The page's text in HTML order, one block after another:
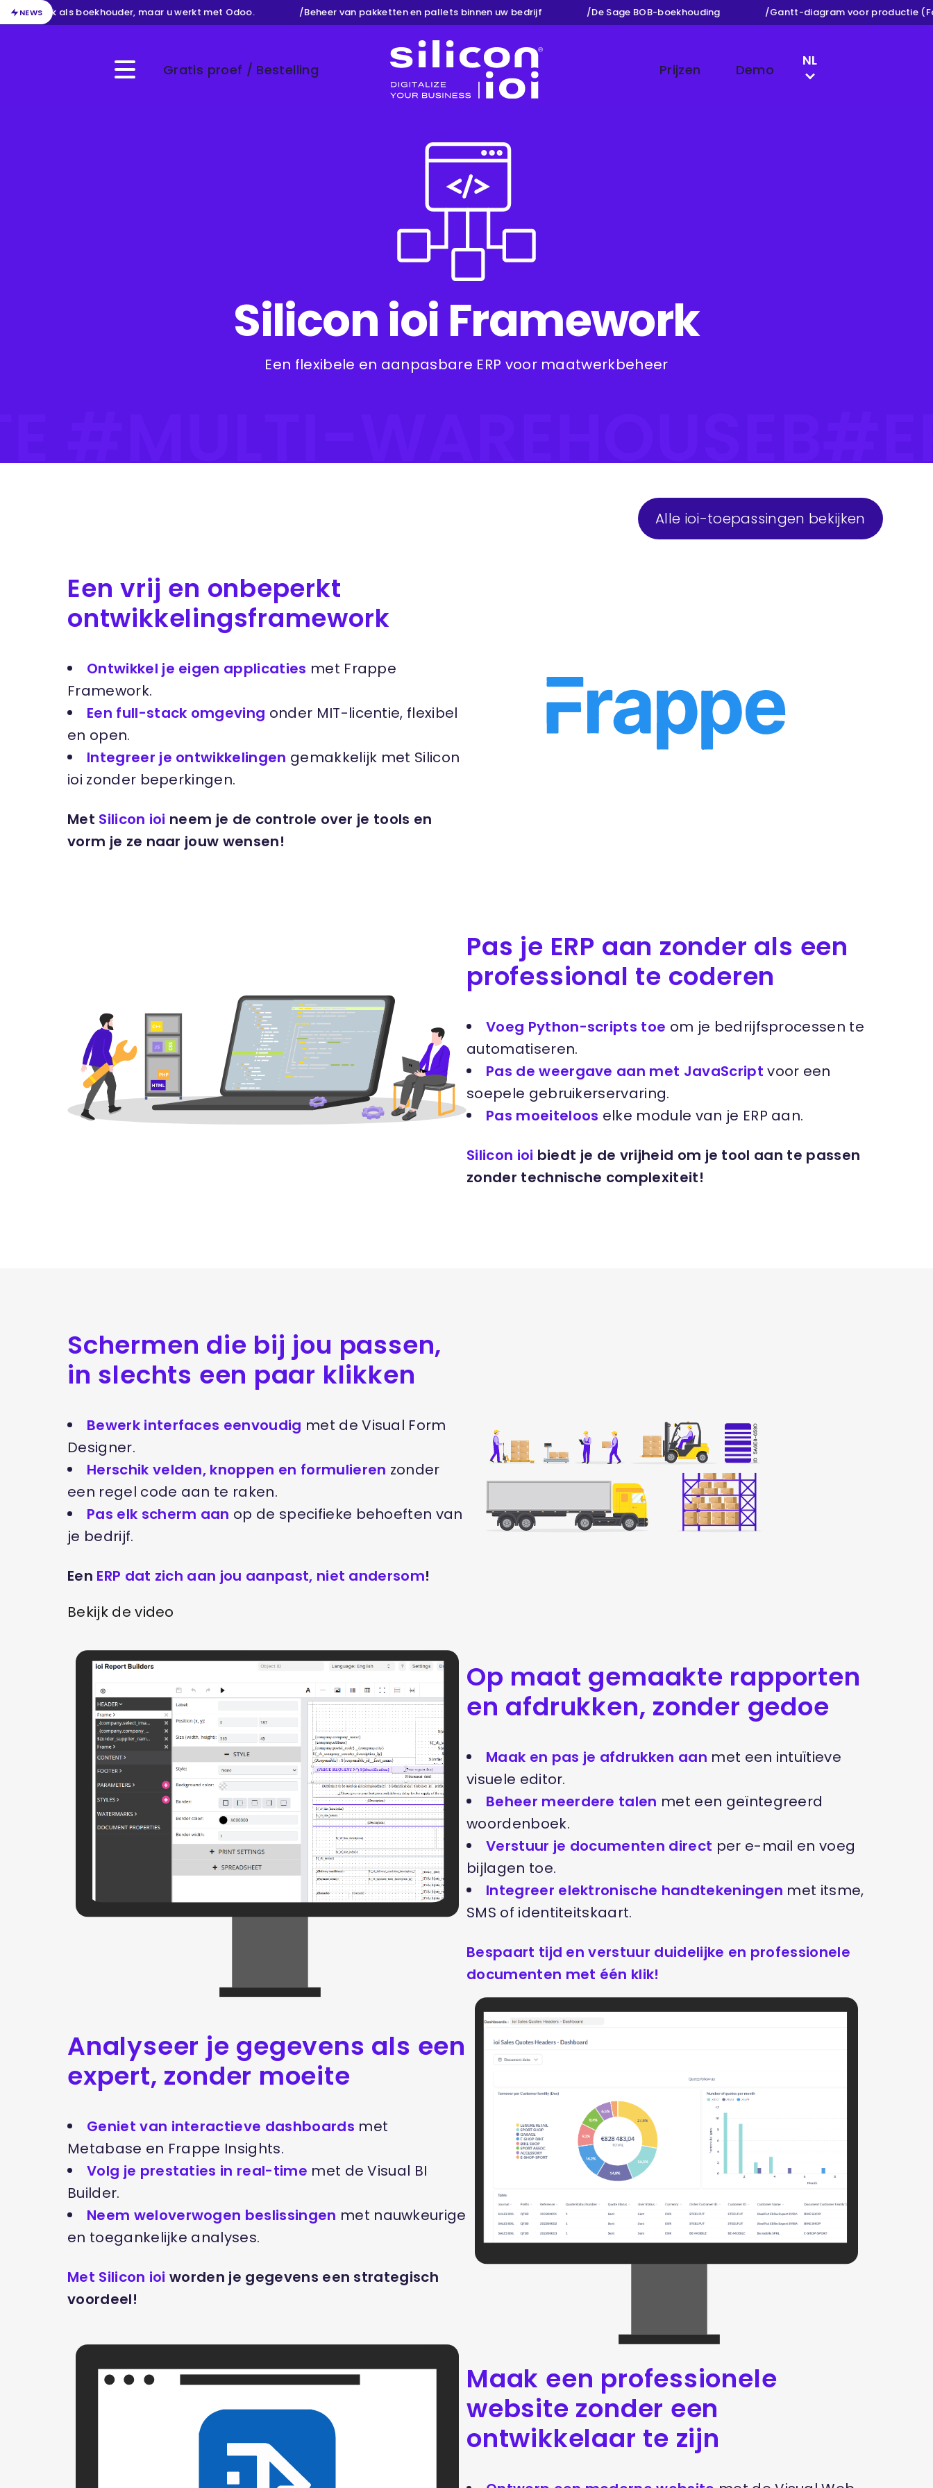
NEWS
uw werk als boekhouder, maar u werkt met Odoo. Beheer van pakketten en pallets binnen uw bedrijf De Sage BOB-boekhouding Gantt-diagram voor productie
Menu Gratis proef / Bestelling Prijzen Demo
LANGUAGE SWITCH
NL
Silicon ioi Framework
Een flexibele en aanpasbare ERP voor maatwerkbeheer
WAREHOUSE
Alle ioi-toepassingen bekijken
Een vrij en onbeperkt
ontwikkelingsframework
Ontwikkel je eigen applicaties met Frappe
Framework.
Een full-stack omgeving onder MIT-licentie, flexibel
en open.
Integreer je ontwikkelingen gemakkelijk met Silicon
ioi zonder beperkingen.
Met Silicon ioi neem je de controle over je tools en
vorm je ze naar jouw wensen!
Pas je ERP aan zonder als een
professional te coderen
Voeg Python-scripts toe om je bedrijfsprocessen te
automatiseren.
Pas de weergave aan met JavaScript voor een
soepele gebruikerservaring.
Pas moeiteloos elke module van je ERP aan.
Silicon ioi biedt je de vrijheid om je tool aan te passen
zonder technische complexiteit!
Schermen die bij jou passen,
in slechts een paar klikken
Bewerk interfaces eenvoudig met de Visual Form
Designer.
Herschik velden, knoppen en formulieren zonder
een regel code aan te raken.
Pas elk scherm aan op de specifieke behoeften van
je bedrijf.
Een ERP dat zich aan jou aanpast, niet andersom!
Bekijk de video
Op maat gemaakte rapporten
en afdrukken, zonder gedoe
Maak en pas je afdrukken aan met een intuïtieve
visuele editor.
Beheer meerdere talen met een geïntegreerd
woordenboek.
Verstuur je documenten direct per e-mail en voeg
bijlagen toe.
Integreer elektronische handtekeningen met itsme,
SMS of identiteitskaart.
Bespaart tijd en verstuur duidelijke en professionele
documenten met één klik!
Analyseer je gegevens als een
expert, zonder moeite
Geniet van interactieve dashboards met
Metabase en Frappe Insights.
Volg je prestaties in real-time met de Visual BI
Builder.
Neem weloverwogen beslissingen met nauwkeurige
en toegankelijke analyses.
Met Silicon ioi worden je gegevens een strategisch
voordeel!
Maak een professionele
website zonder een
ontwikkelaar te zijn